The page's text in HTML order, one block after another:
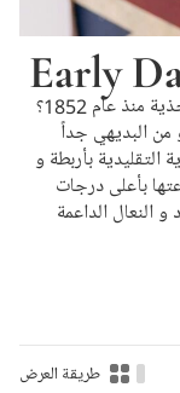
Early
هل تعلمون بأن ماركة ايرلي دايزتقوم بصناعة الأحذية منذ عام 1852؟
من البديهي جداً
بأربطة و
بأعلى درجات
النعال الداعمة
طريقة العرض